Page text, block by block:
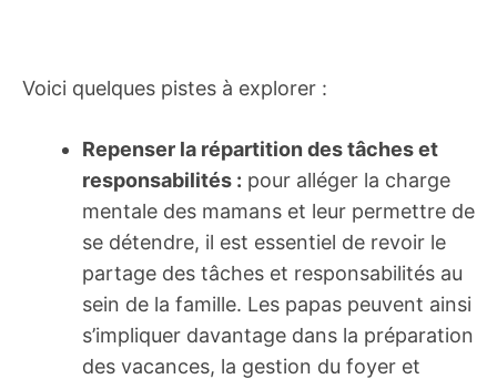
Voici quelques pistes à explorer :
Repenser la répartition des tâches et
responsabilités : pour alléger la charge
mentale des mamans et leur permettre de
se détendre, il est essentiel de revoir le
partage des tâches et responsabilités au
sein de la famille. Les papas peuvent ainsi
s’impliquer davantage dans la préparation
des vacances, la gestion du foyer et